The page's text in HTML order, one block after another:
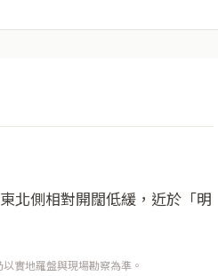
北側相對開闊低緩，近於「明
實地羅盤與現場勘察為準。